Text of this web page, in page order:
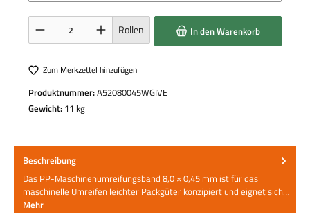
Produkt Anzahl: Gib den gewünschten Wert ein oder benutze die Schaltflächen um
Rollen In den Warenkorb
Zum Merkzettel hinzufügen
Produktnummer:A52080045WGIVE
Gewicht: 11 kg
Beschreibung
Das PP-Maschinenumreifungsband 8,0 × 0,45 mm ist für das
maschinelle Umreifen leichter Packgüter konzipiert und eignet sich…
Mehr